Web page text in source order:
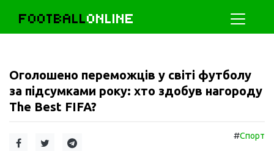
FOOTBALLONLINE
Оголошено переможців у світі футболу
за підсумками року: хто здобув нагороду
The Best FIFA?
#Спорт